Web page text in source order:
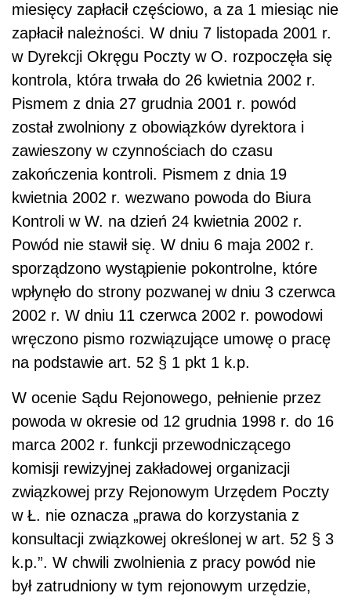
miesięcy zapłacił częściowo, a za 1 miesiąc nie
zapłacił należności. W dniu 7 listopada 2001 r.
w Dyrekcji Okręgu Poczty w O. rozpoczęła się
kontrola, która trwała do 26 kwietnia 2002 r.
Pismem z dnia 27 grudnia 2001 r. powód
został zwolniony z obowiązków dyrektora i
zawieszony w czynnościach do czasu
zakończenia kontroli. Pismem z dnia 19
kwietnia 2002 r. wezwano powoda do Biura
Kontroli w W. na dzień 24 kwietnia 2002 r.
Powód nie stawił się. W dniu 6 maja 2002 r.
sporządzono wystąpienie pokontrolne, które
wpłynęło do strony pozwanej w dniu 3 czerwca
2002 r. W dniu 11 czerwca 2002 r. powodowi
wręczono pismo rozwiązujące umowę o pracę
na podstawie art. 52 § 1 pkt 1 k.p.
W ocenie Sądu Rejonowego, pełnienie przez
powoda w okresie od 12 grudnia 1998 r. do 16
marca 2002 r. funkcji przewodniczącego
komisji rewizyjnej zakładowej organizacji
związkowej przy Rejonowym Urzędem Poczty
w Ł. nie oznacza „prawa do korzystania z
konsultacji związkowej określonej w art. 52 § 3
k.p.”. W chwili zwolnienia z pracy powód nie
był zatrudniony w tym rejonowym urzędzie,